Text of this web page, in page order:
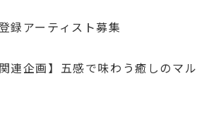
録アーティスト募集
連企画】五感で味わう癒しのマル